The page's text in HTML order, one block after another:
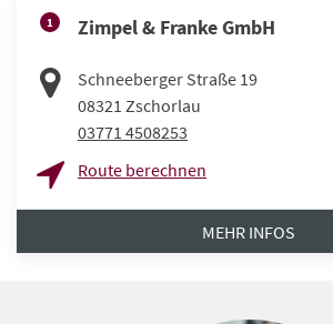
1 Zimpel & Franke GmbH
Schneeberger Straße 19
08321 Zschorlau
03771 4508253
Route berechnen
MEHR INFOS